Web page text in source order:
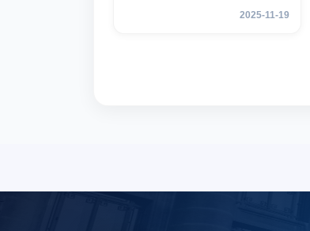
announced an academic2025-11-19